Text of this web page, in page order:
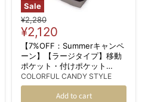
Sale
Original
price
¥2,280
Current
price
¥2,120
【7%OFF：Summerキャンペ
ーン】【ラージタイプ】移動
ポケット・付けポケット
（2wayタイプ） ショルダー
ベルト付き くすみ無地 くすみ
COLORFUL CANDY STYLE
Add to cart